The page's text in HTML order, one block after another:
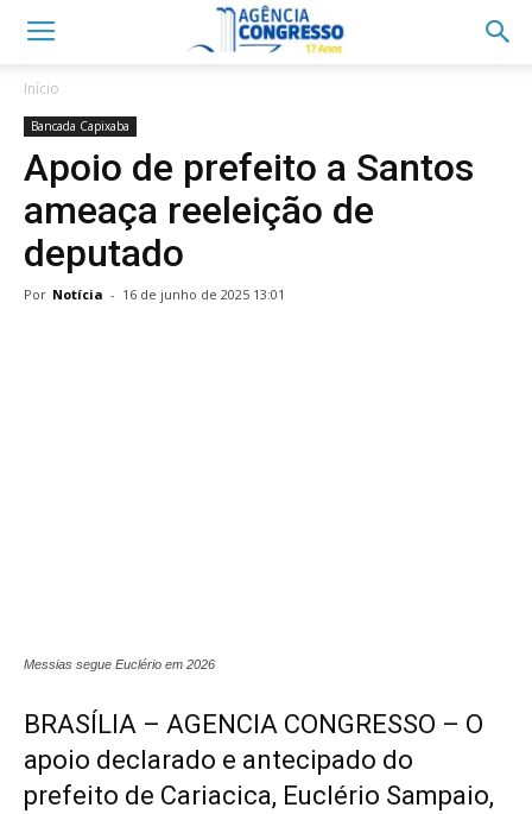
Início
Bancada Capixaba
Apoio de prefeito a Santos
ameaça reeleição de
deputado
Por Notícia - 16 de junho de 2025 13:01
Messias segue Euclério em 2026
BRASÍLIA – AGENCIA CONGRESSO – O
apoio declarado e antecipado do
prefeito de Cariacica, Euclério Sampaio,